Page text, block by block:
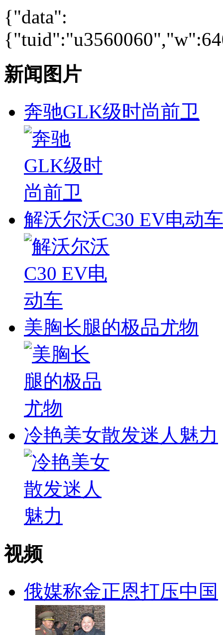
{"data":
新闻图片
奔驰GLK级时尚前卫
解沃尔沃C30 EV电动车
美胸长腿的极品尤物
冷艳美女散发迷人魅力
视频
俄媒称金正恩打压中国